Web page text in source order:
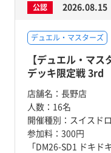
公認 2026.08.15
デュエル・マスターズ
【デュエル・マ
デッキ限定戦 3rd
店舗名： 長野店
人数： 16名
開催種別： スイスド
参加料： 300円
「DM26-SD1 ドキ